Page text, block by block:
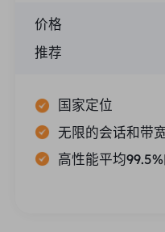
价格
推荐
国家定位
无限的会话和带
高性能平均